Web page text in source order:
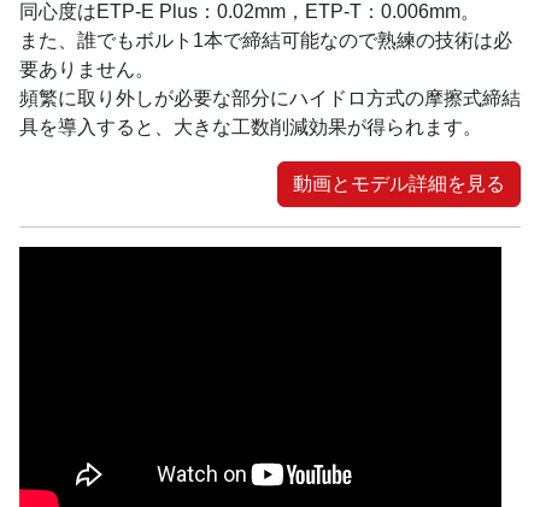
同心度はETP-E Plus：0.02mm，ETP-T：0.006mm。
また、誰でもボルト1本で締結可能なので熟練の技術は必
要ありません。
頻繁に取り外しが必要な部分にハイドロ方式の摩擦式締結
具を導入すると、大きな工数削減効果が得られます。
動画とモデル詳細を見る